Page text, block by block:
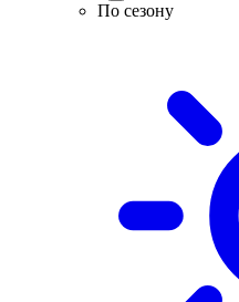
По сезону